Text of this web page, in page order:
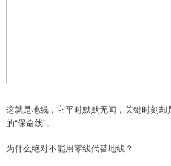
这就是地线，它平时默默无闻，关键时刻
的“保命线”。
为什么绝对不能用零线代替地线？